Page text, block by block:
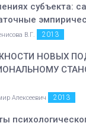
субъекта:
В.Г. 2013
НОВЫХ
Алексеевич 2013